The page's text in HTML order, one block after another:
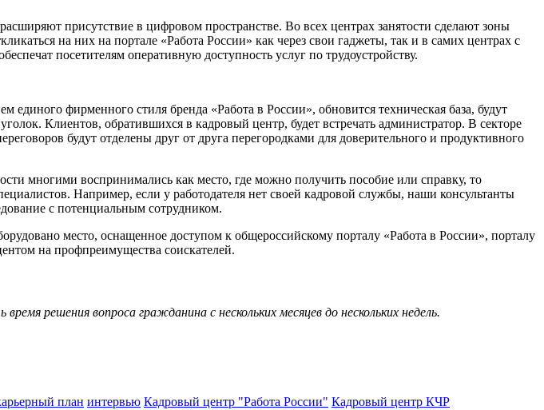
присутствие в цифровом пространстве. Во всех центрах занятости сделают зоны
на них на портале «Работа России» как через свои гаджеты, так и в самих центрах с
посетителям оперативную доступность услуг по трудоустройству.
фирменного стиля бренда «Работа в России», обновится техническая база, будут
Клиентов, обратившихся в кадровый центр, будет встречать администратор. В секторе
будут отделены друг от друга перегородками для доверительного и продуктивного
многими воспринимались как место, где можно получить пособие или справку, то
Например, если у работодателя нет своей кадровой службы, наши консультанты
с потенциальным сотрудником.
место, оснащенное доступом к общероссийскому порталу «Работа в России», порталу
на профпреимущества соискателей.
решения вопроса гражданина с нескольких месяцев до нескольких недель.
план интервью Кадровый центр "Работа России" Кадровый центр КЧР